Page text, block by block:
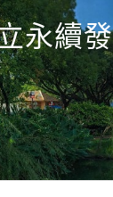
永續